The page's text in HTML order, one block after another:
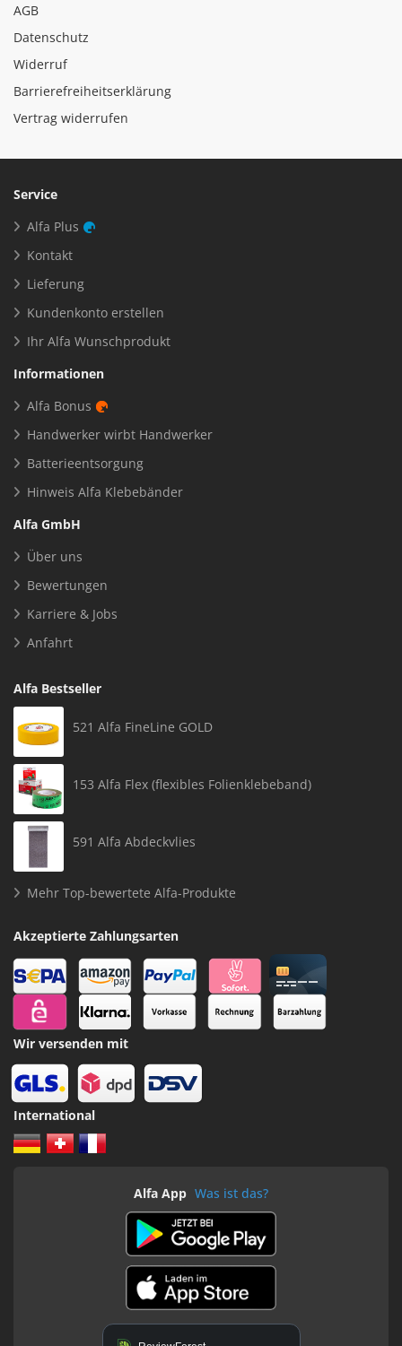
AGB
Datenschutz
Widerruf
Barrierefreiheitserklärung
Vertrag widerrufen
Service
Alfa Plus
Kontakt
Lieferung
Kundenkonto erstellen
Ihr Alfa Wunschprodukt
Informationen
Alfa Bonus
Handwerker wirbt Handwerker
Batterieentsorgung
Hinweis Alfa Klebebänder
Alfa GmbH
Über uns
Bewertungen
Karriere & Jobs
Anfahrt
Alfa Bestseller
521 Alfa FineLine GOLD
153 Alfa Flex (flexibles Folienklebeband)
591 Alfa Abdeckvlies
Mehr Top-bewertete Alfa-Produkte
Akzeptierte Zahlungsarten
Wir versenden mit
International
Alfa App Was ist das?